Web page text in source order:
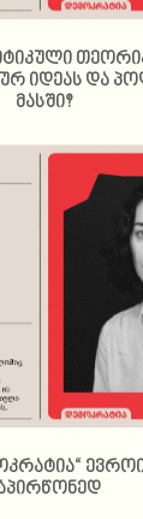
იდეას და
მასში?